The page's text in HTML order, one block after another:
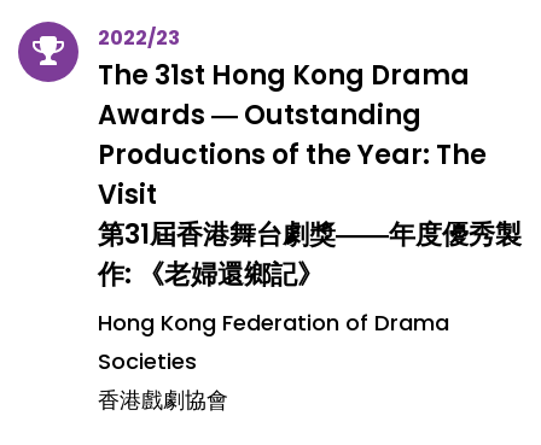
2022/23
The 31st Hong Kong Drama
Awards ― Outstanding
Productions of the Year: The
Visit
第31屆香港舞台劇獎――年度優秀製
作: 《老婦還鄉記》
Hong Kong Federation of Drama
Societies
香港戲劇協會